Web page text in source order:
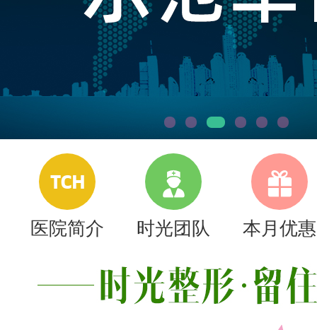
TCH
医院简介
时光团队 本月优惠